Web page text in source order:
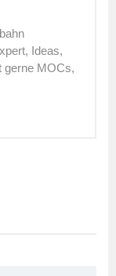
Ideas,
gerne MOCs,